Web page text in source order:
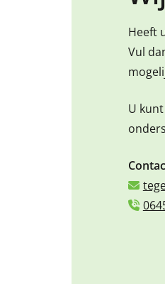
Heeft
Vul
U